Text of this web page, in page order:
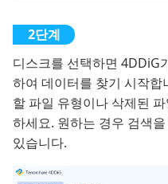
디스크를 선택하면 4DDiG
하여 데이터를 찾기 시작합
할 파일 유형이나 삭제된
하세요. 원하는 경우 검색
있습니다.